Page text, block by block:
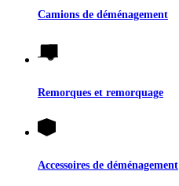
Camions de déménagement
Remorques et remorquage
Accessoires de déménagement